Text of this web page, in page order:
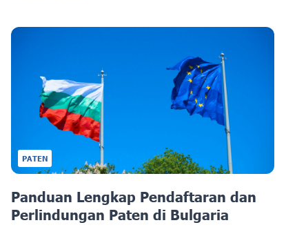
PATEN
Panduan Lengkap Pendaftaran dan
Perlindungan Paten di Bulgaria